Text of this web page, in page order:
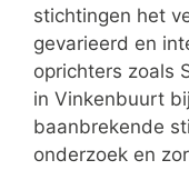
stichtingen het
gevarieerd en
oprichters zoals
in Vinkenbuurt
baanbrekende
onderzoek en